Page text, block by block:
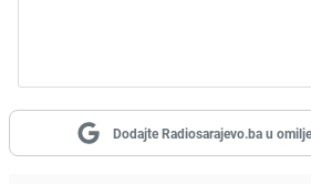
Dodajte Radiosarajevo.ba u